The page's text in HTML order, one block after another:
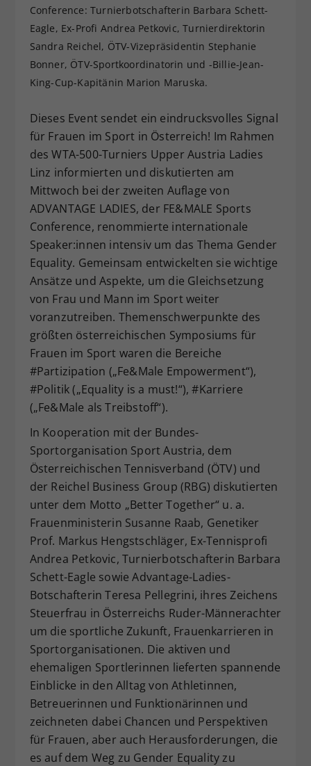
Conference: Turnierbotschafterin Barbara Schett-
Eagle, Ex-Profi Andrea Petkovic, Turnierdirektorin
Sandra Reichel, ÖTV-Vizepräsidentin Stephanie
Bonner, ÖTV-Sportkoordinatorin und -Billie-Jean-
King-Cup-Kapitänin Marion Maruska.
Dieses Event sendet ein eindrucksvolles Signal
für Frauen im Sport in Österreich! Im Rahmen
des WTA-500-Turniers Upper Austria Ladies
Linz informierten und diskutierten am
Mittwoch bei der zweiten Auflage von
ADVANTAGE LADIES, der FE&MALE Sports
Conference, renommierte internationale
Speaker:innen intensiv um das Thema Gender
Equality. Gemeinsam entwickelten sie wichtige
Ansätze und Aspekte, um die Gleichsetzung
von Frau und Mann im Sport weiter
voranzutreiben. Themenschwerpunkte des
größten österreichischen Symposiums für
Frauen im Sport waren die Bereiche
#Partizipation („Fe&Male Empowerment“),
#Politik („Equality is a must!“), #Karriere
(„Fe&Male als Treibstoff“).
In Kooperation mit der Bundes-
Sportorganisation Sport Austria, dem
Österreichischen Tennisverband (ÖTV) und
der Reichel Business Group (RBG) diskutierten
unter dem Motto „Better Together“ u. a.
Frauenministerin Susanne Raab, Genetiker
Prof. Markus Hengstschläger, Ex-Tennisprofi
Andrea Petkovic, Turnierbotschafterin Barbara
Schett-Eagle sowie Advantage-Ladies-
Botschafterin Teresa Pellegrini, ihres Zeichens
Steuerfrau in Österreichs Ruder-Männerachter
um die sportliche Zukunft, Frauenkarrieren in
Sportorganisationen. Die aktiven und
ehemaligen Sportlerinnen lieferten spannende
Einblicke in den Alltag von Athletinnen,
Betreuerinnen und Funktionärinnen und
zeichneten dabei Chancen und Perspektiven
für Frauen, aber auch Herausforderungen, die
es auf dem Weg zu Gender Equality zu
Zweck
Dieser Wert speichert Ihre Consent-
Einstellungen. Unter anderem eine
zufällig generierte ID, für die
historische Speicherung Ihrer
vorgenommen Einstellungen, falls der